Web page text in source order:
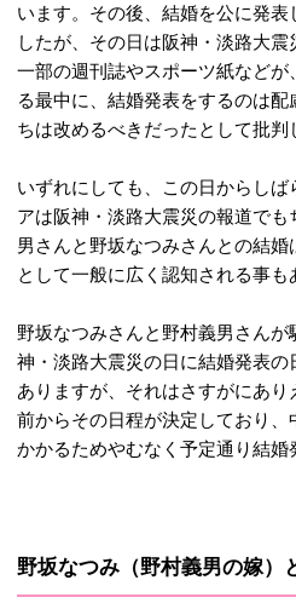
います。その後、結婚を公に発
したが、その日は阪神・淡路大震
一部の週刊誌やスポーツ紙など
る最中に、結婚発表をするのは
ちは改めるべきだったとして批判
いずれにしても、この日からし
アは阪神・淡路大震災の報道で
男さんと野坂なつみさんとの結
として一般に広く認知される事も
野坂なつみさんと野村義男さん
神・淡路大震災の日に結婚発表
ありますが、それはさすがにあ
前からその日程が決定しており
かかるためやむなく予定通り結婚
野坂なつみ（野村義男の嫁）